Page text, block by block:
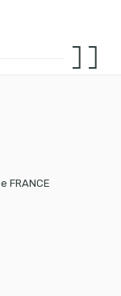
FRANCE